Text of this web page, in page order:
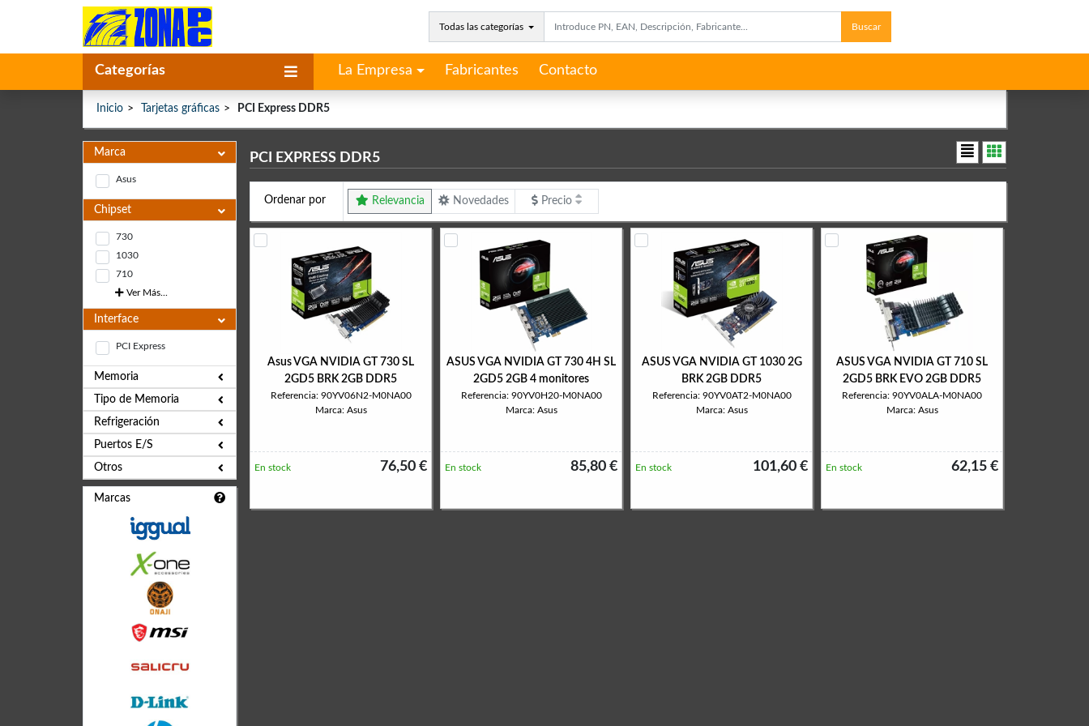
Todas las categorías Buscar
Categorías La Empresa Fabricantes Contacto
Inicio Tarjetas gráficas PCI Express DDR5
Marca
Asus
Chipset
730
1030
710
Ver Más...
Interface
PCI Express
Memoria
Tipo de Memoria
Refrigeración
Puertos E/S
Otros
Marcas
PCI EXPRESS DDR5
Ordenar por Relevancia Novedades Precio
Asus VGA NVIDIA GT 730 SL
2GD5 BRK 2GB DDR5
Referencia: 90YV06N2-M0NA00
Marca: Asus
76,50 €
En stock
ASUS VGA NVIDIA GT 730 4H SL
2GD5 2GB 4 monitores
Referencia: 90YV0H20-M0NA00
Marca: Asus
85,80 €
En stock
ASUS VGA NVIDIA GT 1030 2G
BRK 2GB DDR5
Referencia: 90YV0AT2-M0NA00
Marca: Asus
101,60 €
En stock
ASUS VGA NVIDIA GT 710 SL
2GD5 BRK EVO 2GB DDR5
Referencia: 90YV0ALA-M0NA00
Marca: Asus
62,15 €
En stock